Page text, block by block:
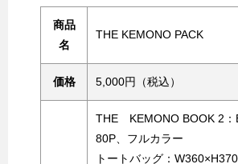
商品
名
THE KEMONO PACK
価格 5,000円（税込）
THE KEMONO BOOK 2：
80P、フルカラー
トートバッグ：